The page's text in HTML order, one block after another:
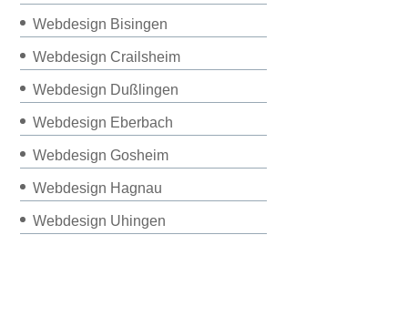
Webdesign Bisingen
Webdesign Crailsheim
Webdesign Dußlingen
Webdesign Eberbach
Webdesign Gosheim
Webdesign Hagnau
Webdesign Uhingen